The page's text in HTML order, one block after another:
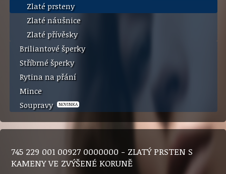
Zlaté prsteny
Zlaté náušnice
Zlaté přívěsky
Briliantové šperky
Stříbrné šperky
Rytina na přání
Mince
Soupravy
NOVINKA
745 229 001 00927 0000000 - ZLATÝ PRSTEN S
KAMENY VE ZVÝŠENÉ KORUNĚ